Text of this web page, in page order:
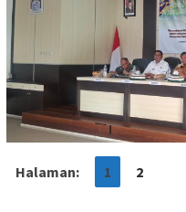
Halaman: 1 2